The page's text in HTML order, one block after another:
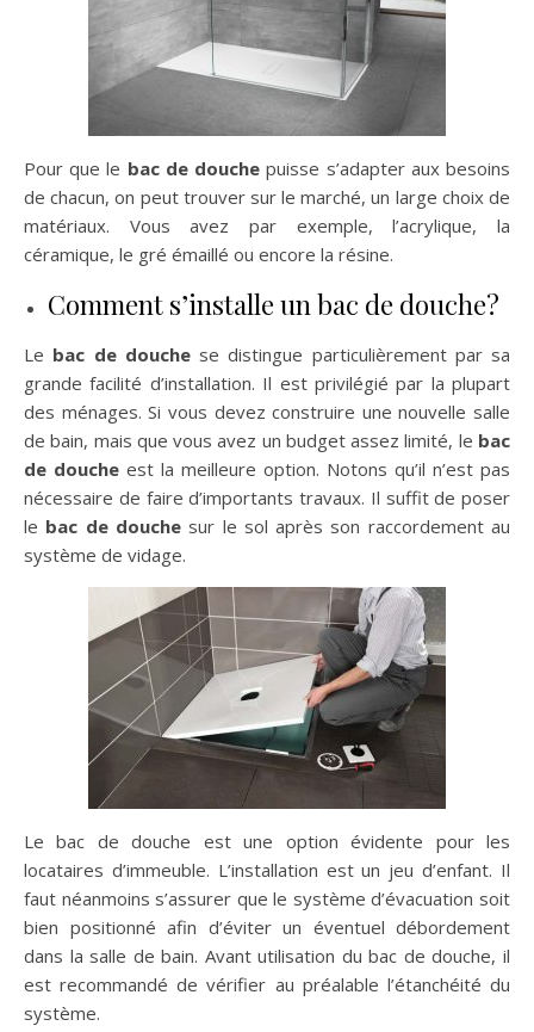
Pour que le bac de douche puisse s’adapter aux besoins
de chacun, on peut trouver sur le marché, un large choix de
matériaux. Vous avez par exemple, l’acrylique, la
céramique, le gré émaillé ou encore la résine.
Comment s’installe un bac de douche?
Le bac de douche se distingue particulièrement par sa
grande facilité d’installation. Il est privilégié par la plupart
des ménages. Si vous devez construire une nouvelle salle
de bain, mais que vous avez un budget assez limité, le bac
de douche est la meilleure option. Notons qu’il n’est pas
nécessaire de faire d’importants travaux. Il suffit de poser
le bac de douchesur le sol après son raccordement au
système de vidage.
Le bac de douche est une option évidente pour les
locataires d’immeuble. L’installation est un jeu d’enfant. Il
faut néanmoins s’assurer que le système d’évacuation soit
bien positionné afin d’éviter un éventuel débordement
dans la salle de bain. Avant utilisation du bac de douche, il
est recommandé de vérifier au préalable l’étanchéité du
système.